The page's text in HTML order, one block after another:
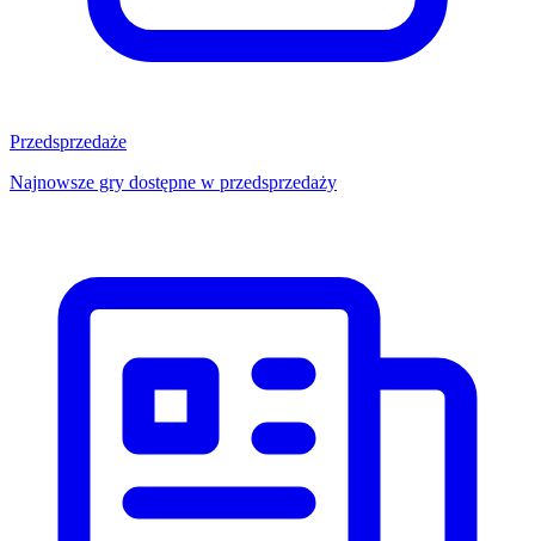
Przedsprzedaże
Najnowsze gry dostępne w przedsprzedaży